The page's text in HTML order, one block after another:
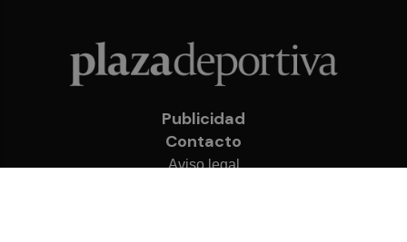
Publicidad
Contacto
Aviso legal